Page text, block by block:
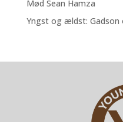
Mød Sean Hamza
Yngst og ældst: Gadson